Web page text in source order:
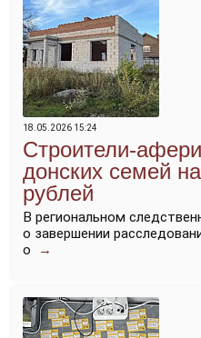
18.05.2026 15:24
Строители-
донских семей
рублей
В региональном
о завершении
о
→